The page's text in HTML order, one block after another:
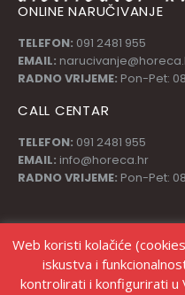
ONLINE NARUČIVANJE
TELEFON: 091 2481 955
EMAIL:
RADNO VRIJEME: Pon-Pet:
CALL CENTAR
TELEFON: 091 2481 955
EMAIL: info@horeca.hr
RADNO VRIJEME: Pon-Pet:
Web koristi kolačiće
iskustva i
kontrolirati i konfigurirati u